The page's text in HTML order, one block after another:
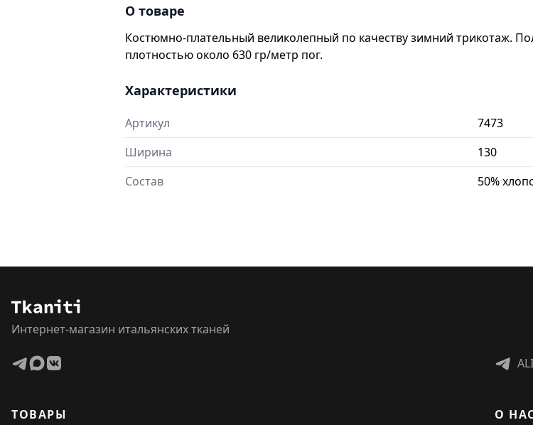
О товаре
Костюмно-плательный великолепный по качеству зимний трикотаж.
плотностью около 630 гр/метр пог.
Характеристики
Артикул
7473
Ширина
130
Состав
50%
Интернет-магазин итальянских тканей
ТОВАРЫ О